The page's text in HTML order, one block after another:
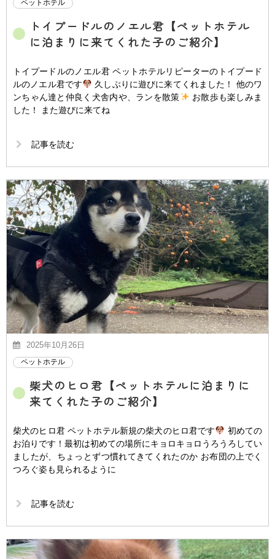
ペットホテル
トイプードルのノエル君【ペットホテル
に泊まりに来てくれた子のご紹介】
トイプードルのノエル君 ペットホテルリピーターのトイプード
ルのノエル君です
久しぶりに遊びに来てくれました！ 他のワ
ンちゃん達と仲良く犬舎内や、ランを散策
お散歩も楽しみま
した！ また遊びに来てね
記事を読む
2025年10月26日
ペットホテル
柴犬のヒロ君【ペットホテルに泊まりに
来てくれた子のご紹介】
柴犬のヒロ君 ペットホテル新規の柴犬のヒロ君です
初めての
お泊りです！最初は初めての場所にキョロキョロうろうろしてい
ましたが、ちょっとずつ慣れてきてくれたのか お布団の上でく
つろぐ姿も見られるように
記事を読む